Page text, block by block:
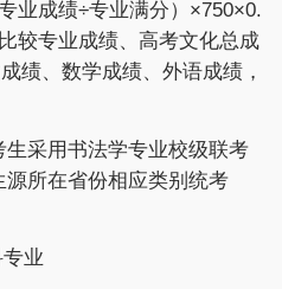
业成绩÷专业满分）×750×0.
较专业成绩、高考文化总成
绩、数学成绩、外语成绩，
采用书法学专业校级联考
所在省份相应类别统考
业